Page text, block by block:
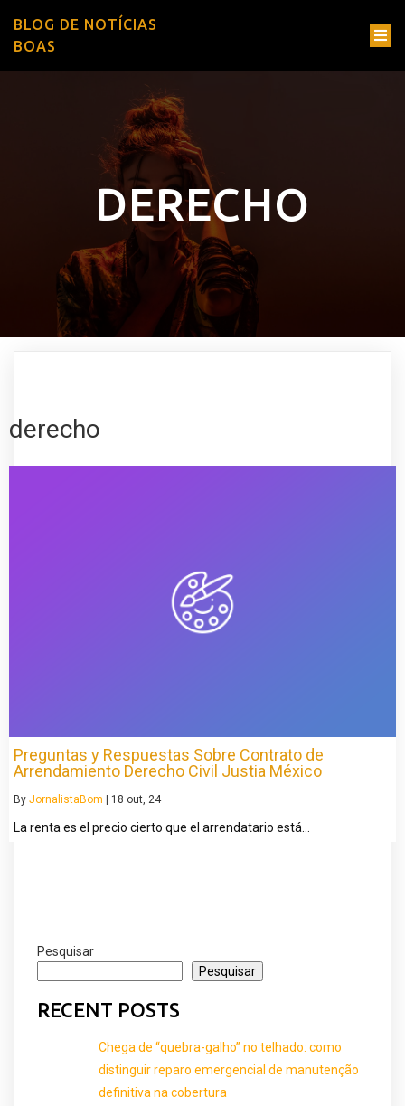
BLOG DE NOTÍCIAS
BOAS
DERECHO
derecho
Preguntas y Respuestas Sobre Contrato de
Arrendamiento Derecho Civil Justia México
By JornalistaBom | 18 out, 24
La renta es el precio cierto que el arrendatario está…
Pesquisar
Pesquisar
RECENT POSTS
Chega de “quebra-galho” no telhado: como
distinguir reparo emergencial de manutenção
definitiva na cobertura